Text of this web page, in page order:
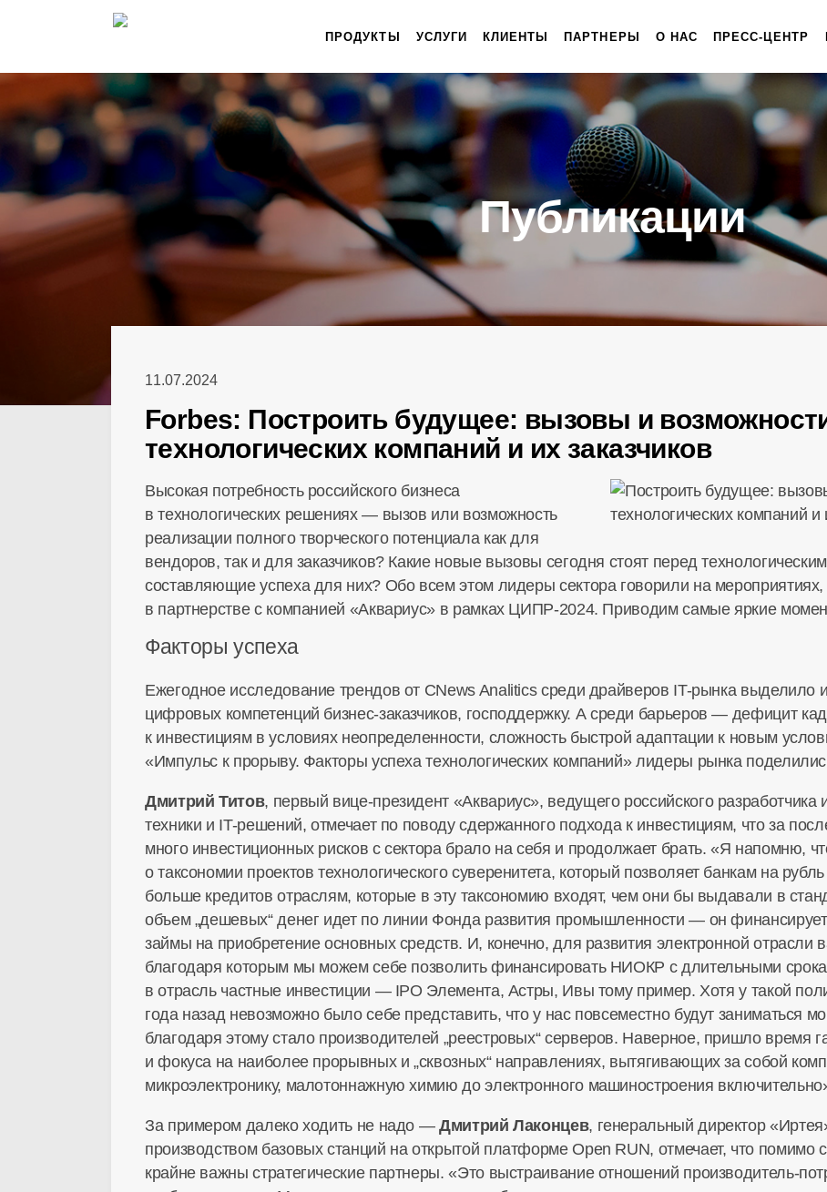
ПРОДУКТЫ УСЛУГИ КЛИЕНТЫ ПАРТНЕРЫ О НАС ПРЕСС-ЦЕНТР
Публикации
11.07.2024
Forbes: Построить будущее: вызовы и
технологических компаний и их заказчиков
Высокая потребность российского бизнеса
в технологических решениях — вызов или возможность
реализации полного творческого потенциала как для
вендоров, так и для заказчиков? Какие новые вызовы сегодня стоят перед
составляющие успеха для них? Обо всем этом лидеры сектора говорили на
в партнерстве с компанией «Аквариус» в рамках ЦИПР-2024. Приводим самые яркие
Факторы успеха
Ежегодное исследование трендов от CNews Analitics среди драйверов IT-рынка выделило
цифровых компетенций бизнес-заказчиков, господдержку. А среди барьеров — дефицит
к инвестициям в условиях неопределенности, сложность быстрой адаптации к новым
«Импульс к прорыву. Факторы успеха технологических компаний» лидеры рынка
Дмитрий Титов, первый вице-президент «Аквариус», ведущего российского
техники и IT-решений, отмечает по поводу сдержанного подхода к инвестициям, что за
много инвестиционных рисков с сектора брало на себя и продолжает брать. «Я напомню,
о таксономии проектов технологического суверенитета, который позволяет банкам на
больше кредитов отраслям, которые в эту таксономию входят, чем они бы выдавали в
объем „дешевых“ денег идет по линии Фонда развития промышленности — он
займы на приобретение основных средств. И, конечно, для развития электронной отрасли
благодаря которым мы можем себе позволить финансировать НИОКР с длительными
в отрасль частные инвестиции — IPO Элемента, Астры, Ивы тому пример. Хотя у такой
года назад невозможно было себе представить, что у нас повсеместно будут заниматься
благодаря этому стало производителей „реестровых“ серверов. Наверное, пришло время
и фокуса на наиболее прорывных и „сквозных“ направлениях, вытягивающих за собой
микроэлектронику, малотоннажную химию до электронного машиностроения
За примером далеко ходить не надо —Дмитрий Лаконцев, генеральный директор
производством базовых станций на открытой платформе Open RUN, отмечает, что помимо
крайне важны стратегические партнеры. «Это выстраивание отношений производитель-